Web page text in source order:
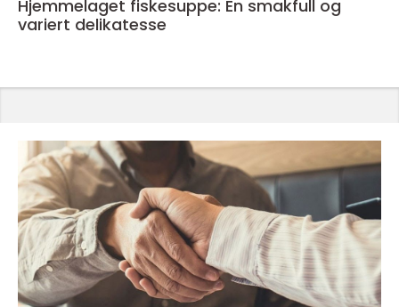
Hjemmelaget fiskesuppe: En smakfull og
variert delikatesse